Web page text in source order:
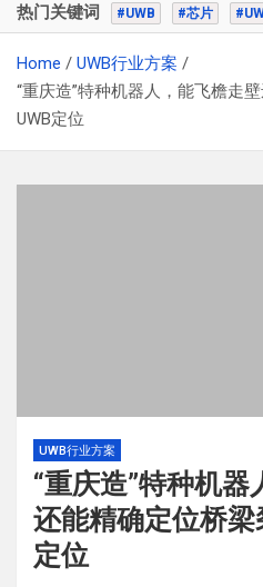
热门关键词 #UWB #芯片
Home
UWB行业方案
“重庆造”特种机器人，能飞檐走
UWB定位
UWB行业方案
“重庆造”特种机
还能精确定位桥梁
定位